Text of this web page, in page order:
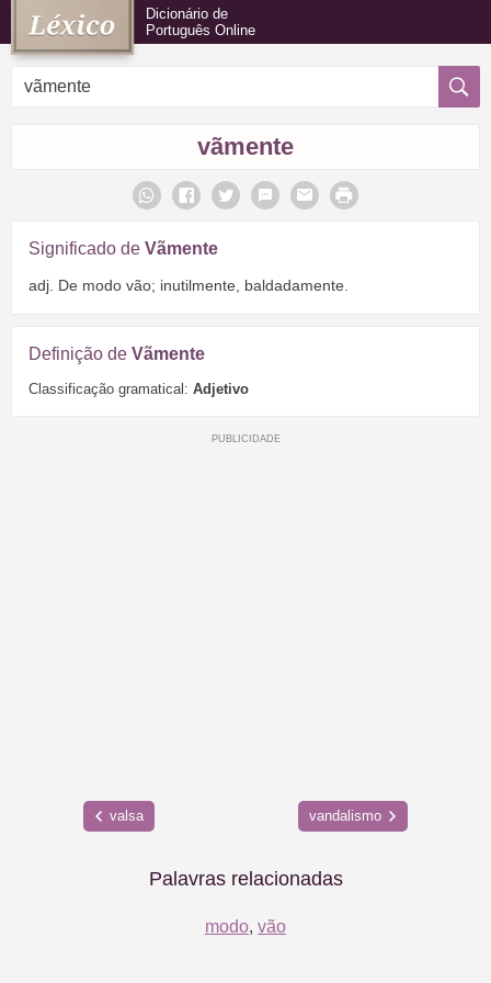
Dicionário de
Português Online
vãmente
Significado de Vãmente
adj. De modo vão; inutilmente, baldadamente.
Definição de Vãmente
Classificação gramatical: Adjetivo
valsa vandalismo
Palavras relacionadas
modo, vão